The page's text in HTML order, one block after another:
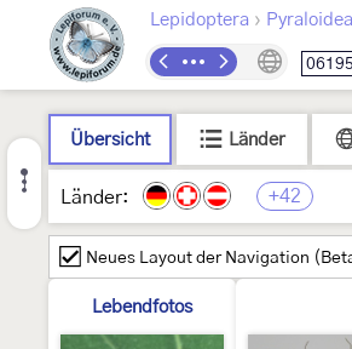
Lepidoptera › Pyraloidea
06195
Übersicht Länder
Länder: +42
Neues Layout der Navigation
Lebendfotos